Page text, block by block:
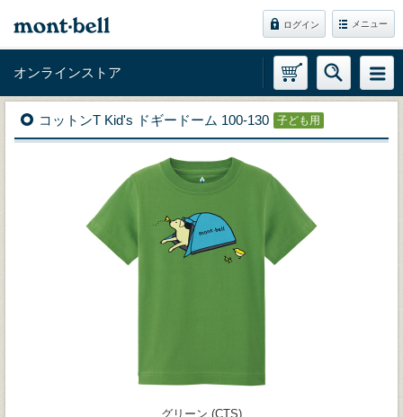
ログイン メニュー
オンラインストア
コットンT Kid's ドギードーム 100-130 子ども用
グリーン (CTS)